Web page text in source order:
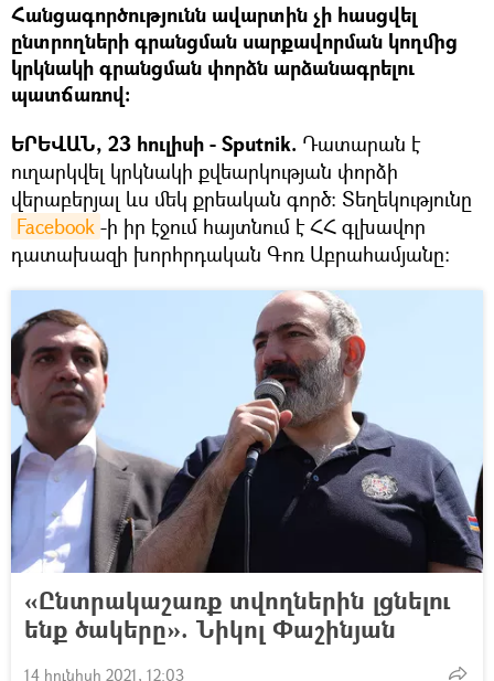
Հանցագործությունն ավարտին չի հասցվել
ընտրողների գրանցման սարքավորման կողմից
կրկնակի գրանցման փորձն արձանագրելու
պատճառով։
ԵՐԵՎԱՆ, 23 հուլիսի - Sputnik. Դատարան է
ուղարկվել կրկնակի քվեարկության փորձի
վերաբերյալ ևս մեկ քրեական գործ։ Տեղեկությունը
Facebook -ի իր էջում հայտնում է ՀՀ գլխավոր
դատախազի խորհրդական Գոռ Աբրահամյանը։
«Ընտրակաշառք տվողներին լցնելու
ենք ծակերը». Նիկոլ Փաշինյան
14 հունիսի 2021, 12:03